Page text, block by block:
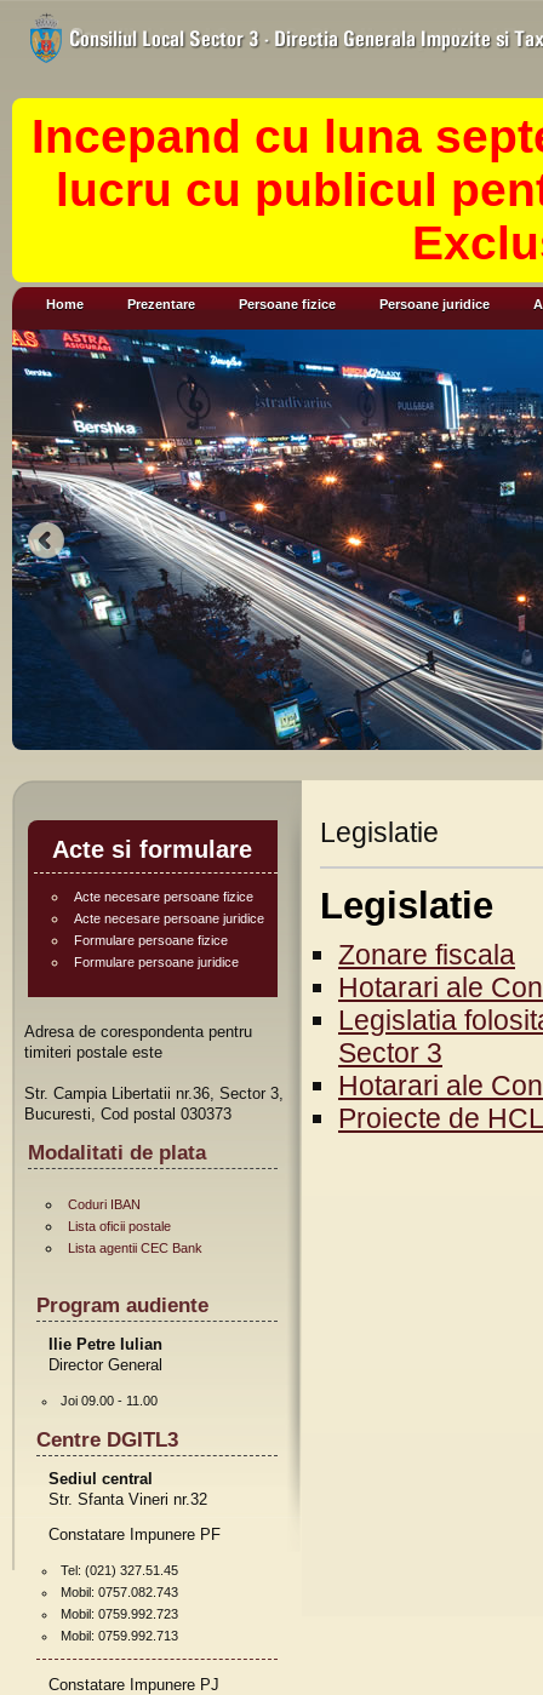
Incepand cu luna
lucru cu publicul
Home Prezentare Persoane fizice Persoane juridice
Acte si formulare
Acte necesare persoane fizice
Acte necesare persoane juridice
Formulare persoane fizice
Formulare persoane juridice
Adresa de corespondenta pentru
timiteri postale este
Str. Campia Libertatii nr.36, Sector 3,
Bucuresti, Cod postal 030373
Modalitati de plata
Coduri IBAN
Lista oficii postale
Lista agentii CEC Bank
Program audiente
Ilie Petre Iulian
Director General
Joi 09.00 - 11.00
Centre DGITL3
Sediul central
Str. Sfanta Vineri nr.32
Constatare Impunere PF
Tel: (021) 327.51.45
Mobil: 0757.082.743
Mobil: 0759.992.723
Mobil: 0759.992.713
Constatare Impunere PJ
Legislatie
Legislatie
Zonare fiscala
Hotarari ale
Legislatia
Sector 3
Hotarari ale
Proiecte de HCL